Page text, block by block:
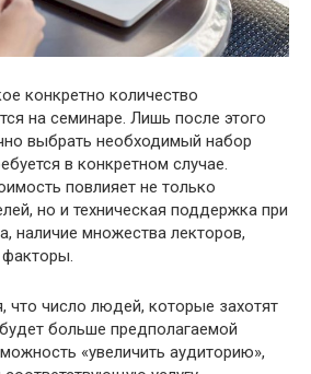
конкретно количество
на семинаре. Лишь после этого
выбрать необходимый набор
в конкретном случае.
повлияет не только
но и техническая поддержка при
наличие множества лекторов,
что число людей, которые захотят
больше предполагаемой
«увеличить аудиторию»,